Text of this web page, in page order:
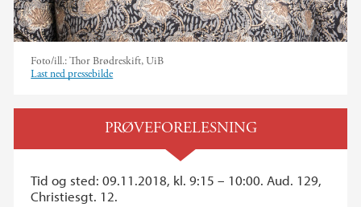
Foto/ill.:Thor Brødreskift, UiB
Last ned pressebilde
PRØVEFORELESNING
Tid og sted: 09.11.2018, kl. 9:15 – 10:00. Aud. 129,
Christiesgt. 12.